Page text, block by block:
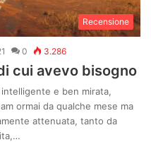
Recensione
0 3.286
cui avevo bisogno
e ben mirata,
ormai da qualche mese ma
attenuata, tanto da